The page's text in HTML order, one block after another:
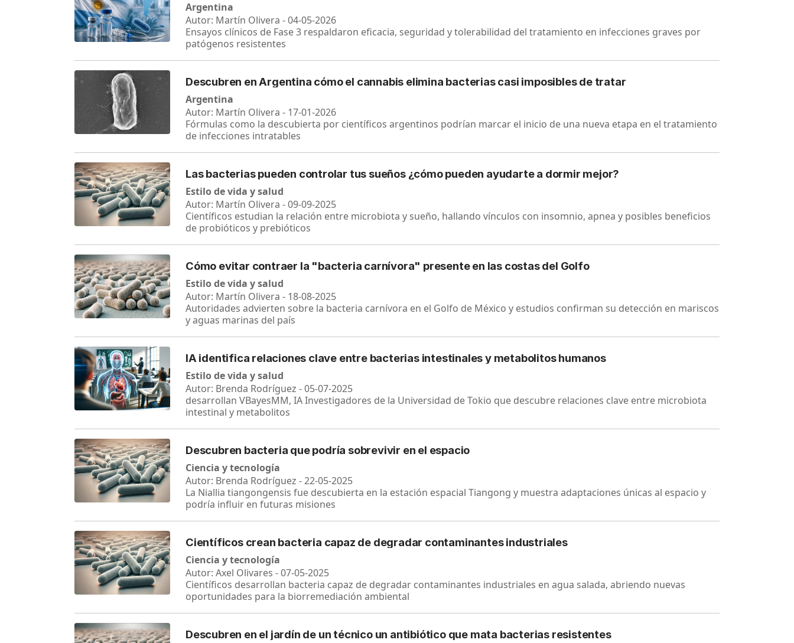
Argentina
Autor: Martín Olivera - 04-05-2026
Ensayos clínicos de Fase 3 respaldaron eficacia, seguridad y tolerabilidad del tratamiento en infecciones graves por
patógenos resistentes
Descubren en Argentina cómo el cannabis elimina bacterias casi imposibles de tratar
Argentina
Autor: Martín Olivera - 17-01-2026
Fórmulas como la descubierta por científicos argentinos podrían marcar el inicio de una nueva etapa en el tratamiento
de infecciones intratables
Las bacterias pueden controlar tus sueños ¿cómo pueden ayudarte a dormir mejor?
Estilo de vida y salud
Autor: Martín Olivera - 09-09-2025
Científicos estudian la relación entre microbiota y sueño, hallando vínculos con insomnio, apnea y posibles beneficios
de probióticos y prebióticos
Cómo evitar contraer la "bacteria carnívora" presente en las costas del Golfo
Estilo de vida y salud
Autor: Martín Olivera - 18-08-2025
Autoridades advierten sobre la bacteria carnívora en el Golfo de México y estudios confirman su detección en mariscos
y aguas marinas del país
IA identifica relaciones clave entre bacterias intestinales y metabolitos humanos
Estilo de vida y salud
Autor: Brenda Rodríguez - 05-07-2025
desarrollan VBayesMM, IA Investigadores de la Universidad de Tokio que descubre relaciones clave entre microbiota
intestinal y metabolitos
Descubren bacteria que podría sobrevivir en el espacio
Ciencia y tecnología
Autor: Brenda Rodríguez - 22-05-2025
La Niallia tiangongensis fue descubierta en la estación espacial Tiangong y muestra adaptaciones únicas al espacio y
podría influir en futuras misiones
Científicos crean bacteria capaz de degradar contaminantes industriales
Ciencia y tecnología
Autor: Axel Olivares - 07-05-2025
Científicos desarrollan bacteria capaz de degradar contaminantes industriales en agua salada, abriendo nuevas
oportunidades para la biorremediación ambiental
Descubren en el jardín de un técnico un antibiótico que mata bacterias resistentes